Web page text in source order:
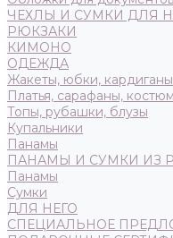
ЧЕХЛЫ И СУМКИ ДЛЯ
РЮКЗАКИ
КИМОНО
ОДЕЖДА
Жакеты, юбки, кардиганы
Платья, сарафаны,
Топы, рубашки, блузы
Купальники
Панамы
ПАНАМЫ И СУМКИ ИЗ
Панамы
Сумки
ДЛЯ НЕГО
СПЕЦИАЛЬНОЕ